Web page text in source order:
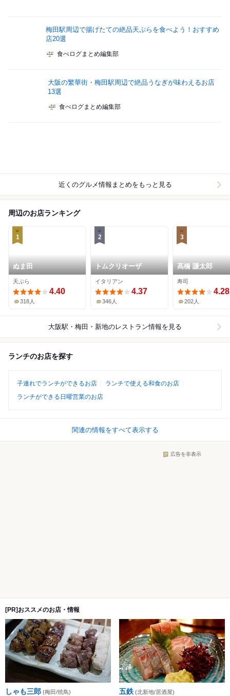
梅田駅周辺で揚げたての絶品天ぷらを食べよう！おすすめ
店20選
食べログまとめ編集部
大阪の繁華街・梅田駅周辺で絶品うなぎが味わえるお店
13選
食べログまとめ編集部
近くのグルメ情報まとめをもっと見る
周辺のお店ランキング
1
ぬま田
天ぷら
4.40
318人
2
トムクリオーザ
イタリアン
4.37
346人
3
髙橋 謙太郎
寿司
4.28
202人
大阪駅・梅田・新地のレストラン情報を見る
ランチのお店を探す
子連れでランチができるお店
ランチで使える和食のお店
ランチができる日曜営業のお店
関連の情報をすべて表示する
広告を非表示
[PR]おススメのお店・情報
しゃも三郎 (梅田/焼鳥) 五鉄 (北新地/居酒屋)